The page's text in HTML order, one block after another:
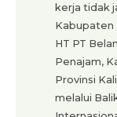
kerja tidak
Kabupaten
HT PT
Penajam,
Provinsi
melalui